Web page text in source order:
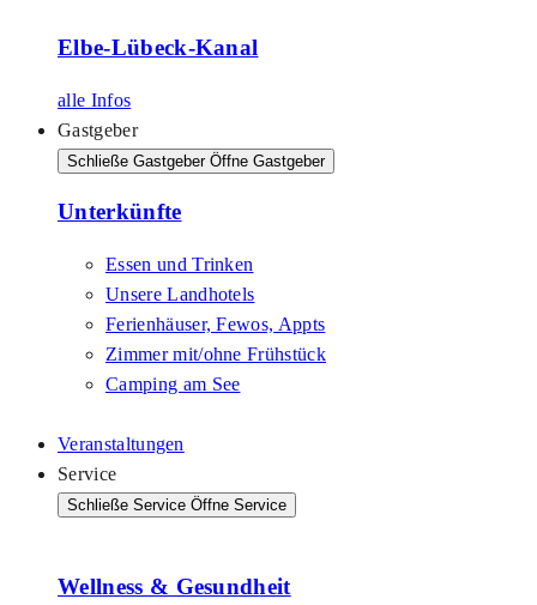
Elbe-Lübeck-Kanal
alle Infos
Gastgeber
Schließe Gastgeber Öffne Gastgeber
Unterkünfte
Essen und Trinken
Unsere Landhotels
Ferienhäuser, Fewos, Appts
Zimmer mit/ohne Frühstück
Camping am See
Veranstaltungen
Service
Schließe Service Öffne Service
Wellness & Gesundheit